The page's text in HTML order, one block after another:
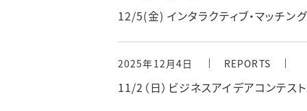
12/5(金) インタラクティブ・マッチン
2025年12月4日 REPORTS
11/2（日）ビジネスアイデアコンテ